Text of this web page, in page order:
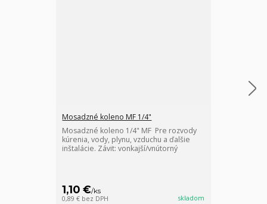
Mosadzné koleno MF 1/4"
Mosadzné koleno 1/4" MF Pre rozvody
kúrenia, vody, plynu, vzduchu a ďalšie
inštalácie. Závit: vonkajší/vnútorný
1,10 €/ks
0,89 € bez DPH skladom